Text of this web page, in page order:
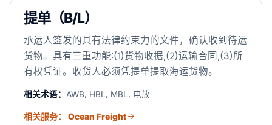
提单（B/L）
承运人签发的具有法律约束力的文件，确认收到待运
货物。具有三重功能:(1)货物收据,(2)运输合同,(3)所
有权凭证。收货人必须凭提单提取海运货物。
相关术语： AWB, HBL, MBL, 电放
相关服务： Ocean Freight